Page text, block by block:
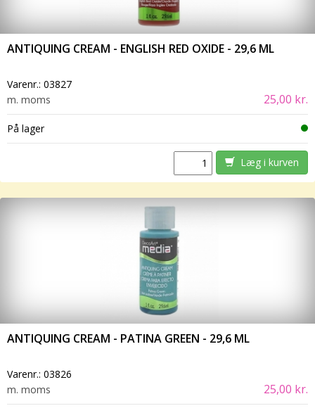
ANTIQUING CREAM - ENGLISH RED OXIDE - 29,6 ML
Varenr.: 03827
m. moms
25,00 kr.
På lager
Læg i kurven
ANTIQUING CREAM - PATINA GREEN - 29,6 ML
Varenr.: 03826
m. moms
25,00 kr.